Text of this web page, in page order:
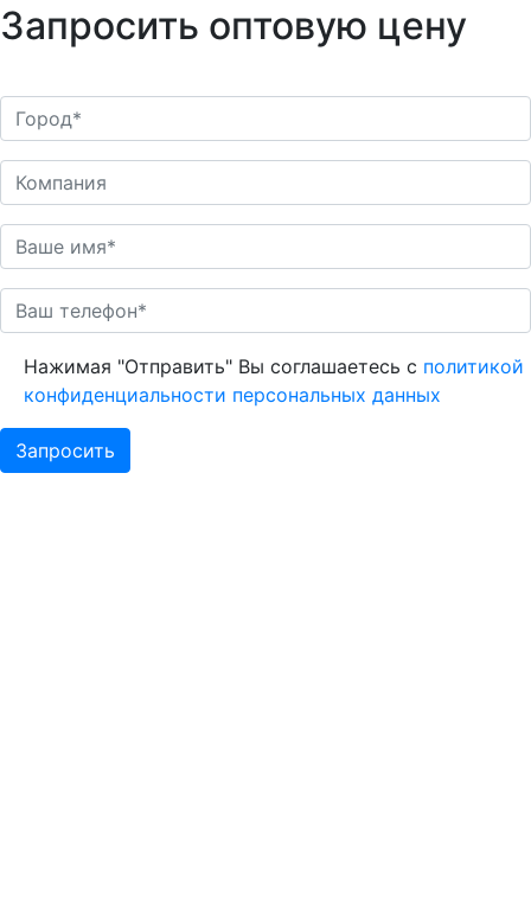
Запросить оптовую цену
Нажимая "Отправить" Вы соглашаетесь с политикой
конфиденциальности персональных данных